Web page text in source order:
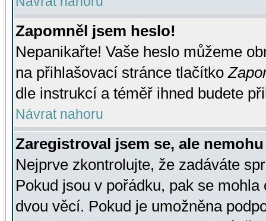
Zapomněl jsem heslo!
Nepanikařte! Vaše heslo můžeme
na přihlašovací stránce tlačítko
dle instrukcí a téměř ihned budete
Návrat nahoru
Zaregistroval jsem se, ale
Nejprve zkontrolujte, že zadáváte
Pokud jsou v pořádku, pak se
dvou věcí. Pokud je umožněna